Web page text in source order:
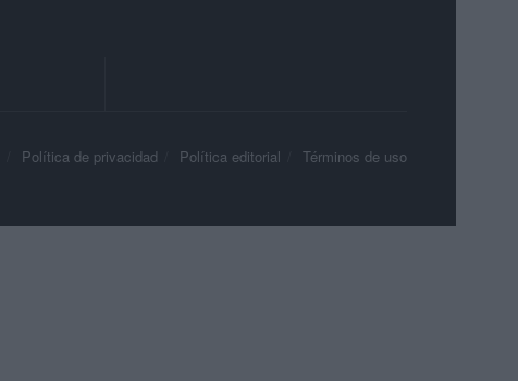
Política de privacidad Política editorial Términos de uso